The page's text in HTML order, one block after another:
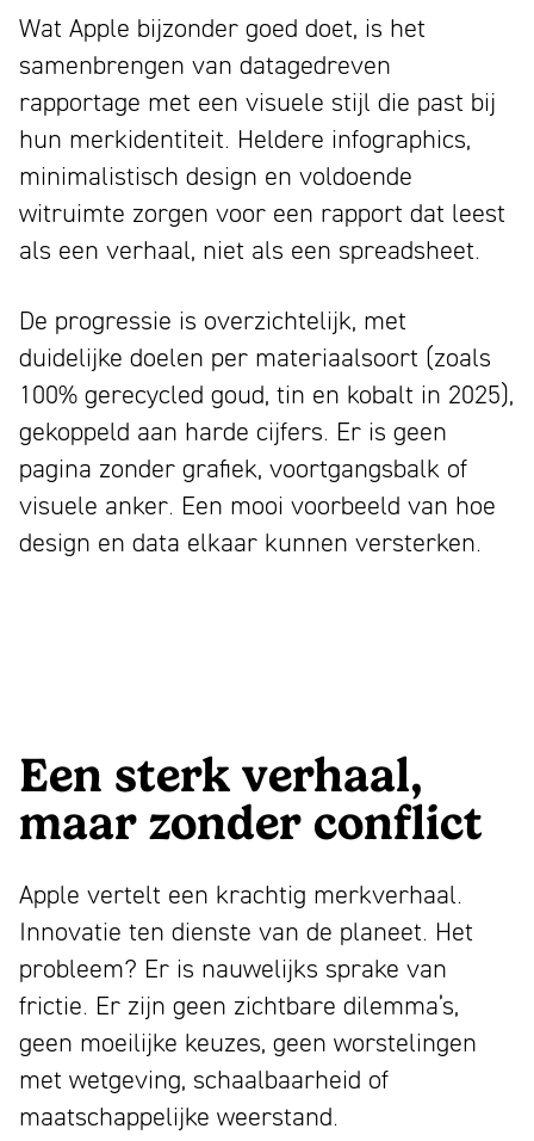
Wat Apple bijzonder goed doet, is het
samenbrengen van datagedreven
rapportage met een visuele stijl die past bij
hun merkidentiteit. Heldere infographics,
minimalistisch design en voldoende
witruimte zorgen voor een rapport dat leest
als een verhaal, niet als een spreadsheet.
De progressie is overzichtelijk, met
duidelijke doelen per materiaalsoort (zoals
100% gerecycled goud, tin en kobalt in 2025),
gekoppeld aan harde cijfers. Er is geen
pagina zonder grafiek, voortgangsbalk of
visuele anker. Een mooi voorbeeld van hoe
design en data elkaar kunnen versterken.
Een sterk verhaal,
maar zonder conflict
Apple vertelt een krachtig merkverhaal.
Innovatie ten dienste van de planeet. Het
probleem? Er is nauwelijks sprake van
frictie. Er zijn geen zichtbare dilemma’s,
geen moeilijke keuzes, geen worstelingen
met wetgeving, schaalbaarheid of
maatschappelijke weerstand.